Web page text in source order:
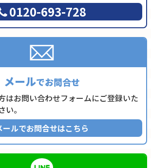
0120-693-728
メールでお問合せ
はお問い合わせフォームにご登録いた
。
ールでお問合せはこちら